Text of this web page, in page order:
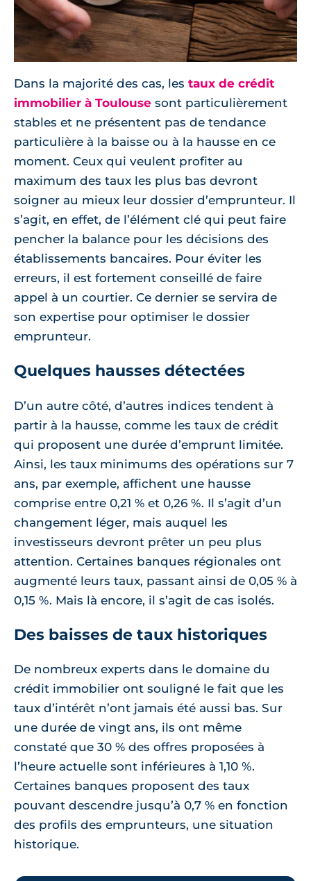
Dans la majorité des cas, les taux de crédit
immobilier à Toulouse sont particulièrement
stables et ne présentent pas de tendance
particulière à la baisse ou à la hausse en ce
moment. Ceux qui veulent profiter au
maximum des taux les plus bas devront
soigner au mieux leur dossier d’emprunteur. Il
s’agit, en effet, de l’élément clé qui peut faire
pencher la balance pour les décisions des
établissements bancaires. Pour éviter les
erreurs, il est fortement conseillé de faire
appel à un courtier. Ce dernier se servira de
son expertise pour optimiser le dossier
emprunteur.
Quelques hausses détectées
D’un autre côté, d’autres indices tendent à
partir à la hausse, comme les taux de crédit
qui proposent une durée d’emprunt limitée.
Ainsi, les taux minimums des opérations sur 7
ans, par exemple, affichent une hausse
comprise entre 0,21 % et 0,26 %. Il s’agit d’un
changement léger, mais auquel les
investisseurs devront prêter un peu plus
attention. Certaines banques régionales ont
augmenté leurs taux, passant ainsi de 0,05 % à
0,15 %. Mais là encore, il s’agit de cas isolés.
Des baisses de taux historiques
De nombreux experts dans le domaine du
crédit immobilier ont souligné le fait que les
taux d’intérêt n’ont jamais été aussi bas. Sur
une durée de vingt ans, ils ont même
constaté que 30 % des offres proposées à
l’heure actuelle sont inférieures à 1,10 %.
Certaines banques proposent des taux
pouvant descendre jusqu’à 0,7 % en fonction
des profils des emprunteurs, une situation
historique.